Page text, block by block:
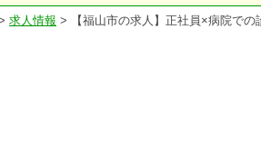
求人情報 >
【福山市の求人】正社員×病院で